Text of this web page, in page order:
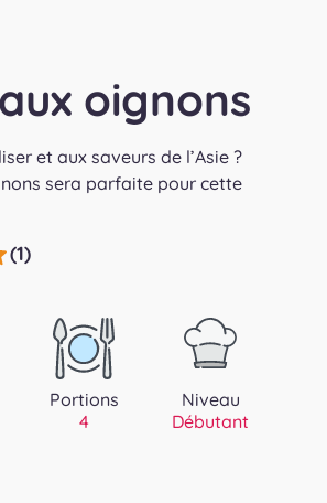
oignons
et aux saveurs de l’Asie ?
sera parfaite pour cette
(1)
Portions
4
Niveau
Débutant